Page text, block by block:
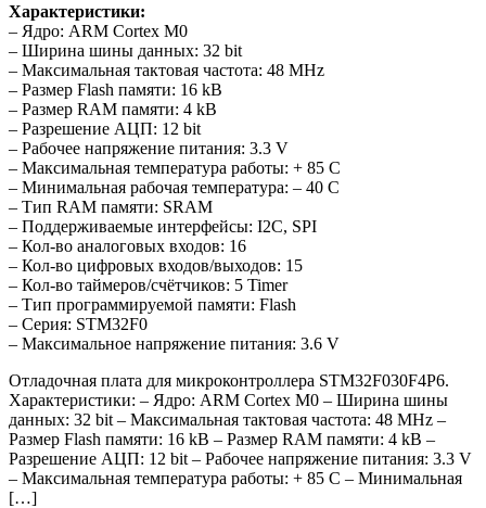
Характеристики:
– Ядро: ARM Cortex M0
– Ширина шины данных: 32 bit
– Максимальная тактовая частота: 48 MHz
– Размер Flash памяти: 16 kB
– Размер RAM памяти: 4 kB
– Разрешение АЦП: 12 bit
– Рабочее напряжение питания: 3.3 V
– Максимальная температура работы: + 85 C
– Минимальная рабочая температура: – 40 C
– Тип RAM памяти: SRAM
– Поддерживаемые интерфейсы: I2C, SPI
– Кол-во аналоговых входов: 16
– Кол-во цифровых входов/выходов: 15
– Кол-во таймеров/счётчиков: 5 Timer
– Тип программируемой памяти: Flash
– Серия: STM32F0
– Максимальное напряжение питания: 3.6 V
Отладочная плата для микроконтроллера STM32F030F4P6.
Характеристики: – Ядро: ARM Cortex M0 – Ширина шины
данных: 32 bit – Максимальная тактовая частота: 48 MHz –
Размер Flash памяти: 16 kB – Размер RAM памяти: 4 kB –
Разрешение АЦП: 12 bit – Рабочее напряжение питания: 3.3 V
– Максимальная температура работы: + 85 C – Минимальная
[…]